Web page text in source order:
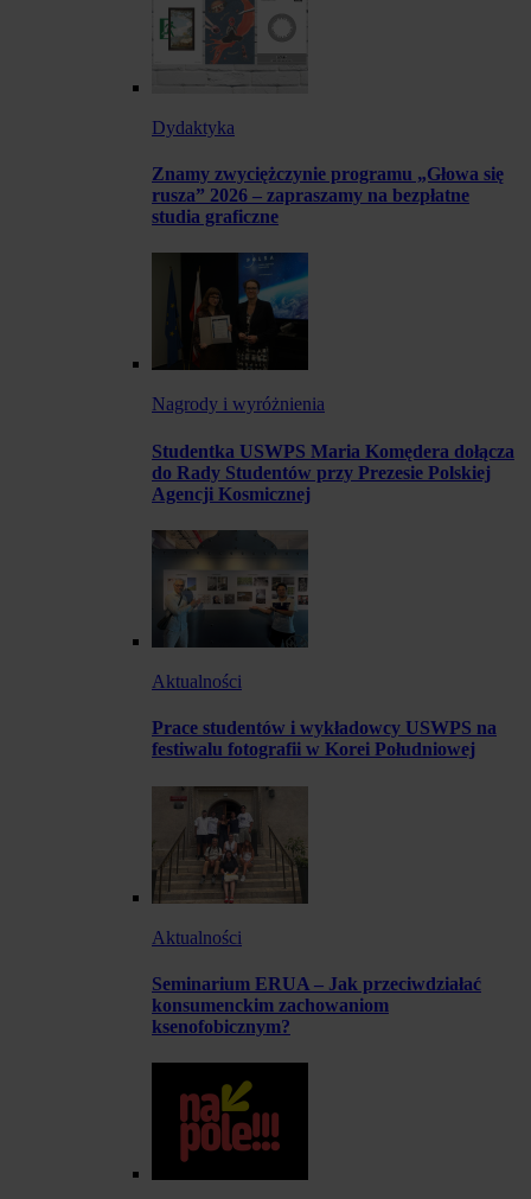
Dydaktyka
Znamy zwyciężczynie programu „Głowa się
rusza” 2026 – zapraszamy na bezpłatne
studia graficzne
Nagrody i wyróżnienia
Studentka USWPS Maria Komędera dołącza
do Rady Studentów przy Prezesie Polskiej
Agencji Kosmicznej
Aktualności
Prace studentów i wykładowcy USWPS na
festiwalu fotografii w Korei Południowej
Aktualności
Seminarium ERUA – Jak przeciwdziałać
konsumenckim zachowaniom
ksenofobicznym?